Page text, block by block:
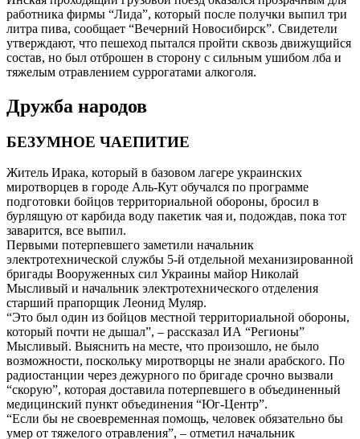
работника фирмы “Лида”, который после получки выпил три
литра пива, сообщает “Вечерний Новосибирск”. Свидетели
утверждают, что пешеход пытался пройти сквозь движущийся
состав, но был отброшен в сторону с сильным ушибом лба и
тяжелым отравлением суррогатами алкоголя.
Дружба народов
БЕЗУМНОЕ ЧАЕПИТИЕ
Житель Ирака, который в базовом лагере украинских
миротворцев в городе Аль-Кут обучался по программе
подготовки бойцов территориальной обороны, бросил в
бурлящую от карбида воду пакетик чая и, подождав, пока тот
заварится, все выпил.
Первыми потерпевшего заметили начальник
электротехнической службы 5-й отдельной механизированной
бригады Вооруженных сил Украины майор Николай
Мысливый и начальник электротехнического отделения
старший прапорщик Леонид Муляр.
“Это был один из бойцов местной территориальной обороны,
который почти не дышал”, – рассказал ИА “Регионы”
Мысливый. Выяснить на месте, что произошло, не было
возможности, поскольку миротворцы не знали арабского. По
радиостанции через дежурного по бригаде срочно вызвали
“скорую”, которая доставила потерпевшего в объединенный
медицинский пункт объединения “Юг-Центр”.
“Если бы не своевременная помощь, человек обязательно бы
умер от тяжелого отравления”, – отметил начальник